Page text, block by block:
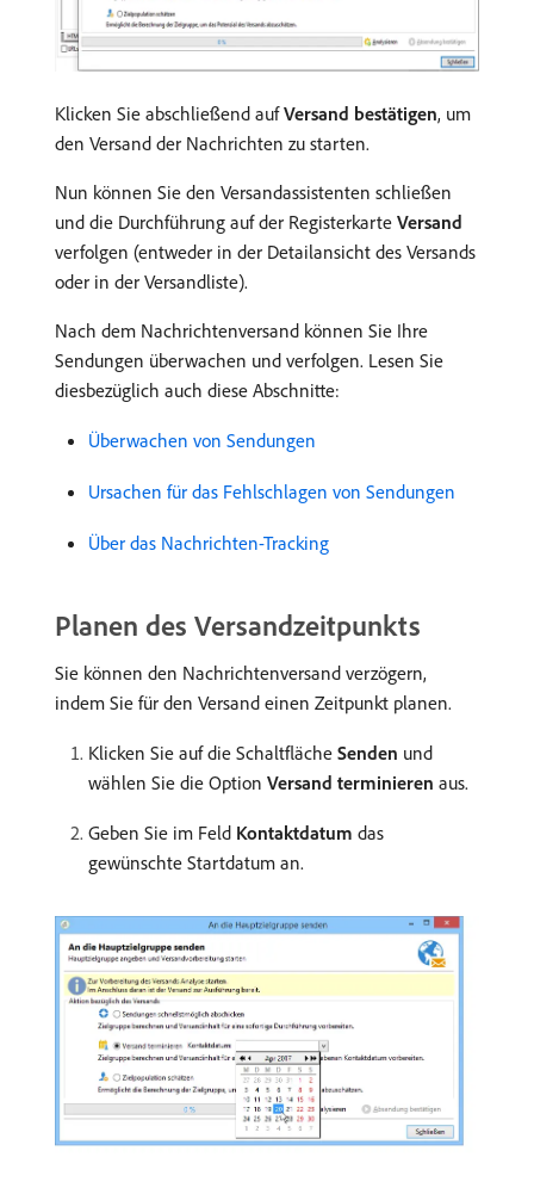
Klicken Sie abschließend aufVersand bestätigen, um
den Versand der Nachrichten zu starten.
Nun können Sie den Versandassistenten schließen
und die Durchführung auf der Registerkarte Versand
verfolgen (entweder in der Detailansicht des Versands
oder in der Versandliste).
Nach dem Nachrichtenversand können Sie Ihre
Sendungen überwachen und verfolgen. Lesen Sie
diesbezüglich auch diese Abschnitte:
Überwachen von Sendungen
Ursachen für das Fehlschlagen von Sendungen
Über das Nachrichten-Tracking
Planen des Versandzeitpunkts
Sie können den Nachrichtenversand verzögern,
indem Sie für den Versand einen Zeitpunkt planen.
Klicken Sie auf die Schaltfläche Senden und
wählen Sie die Option Versand terminieren aus.
Geben Sie im Feld Kontaktdatum das
gewünschte Startdatum an.